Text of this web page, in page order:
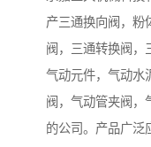
产三通换向阀，粉
阀，三通转换阀，
气动元件，气动水
阀，气动管夹阀，
的公司。产品广泛